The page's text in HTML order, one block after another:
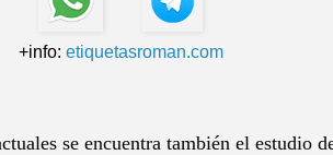
+info: etiquetasroman.com
se encuentra también el estudio